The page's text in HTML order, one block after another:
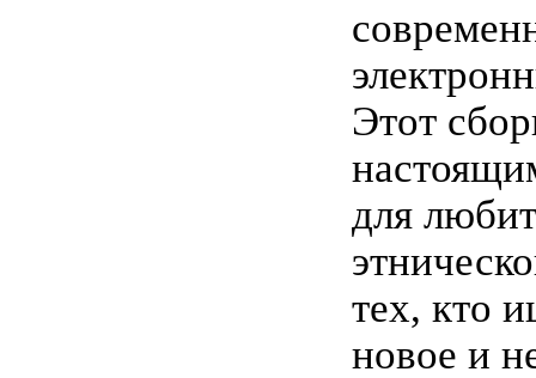
Этот
для
тех, кто
новое и